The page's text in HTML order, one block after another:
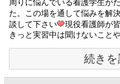
周りに悩んでいる看護学生が
た。この場を通して悩みを解
談して下さい
現役看護師が
きっと実習中は聞けないこと
続きを